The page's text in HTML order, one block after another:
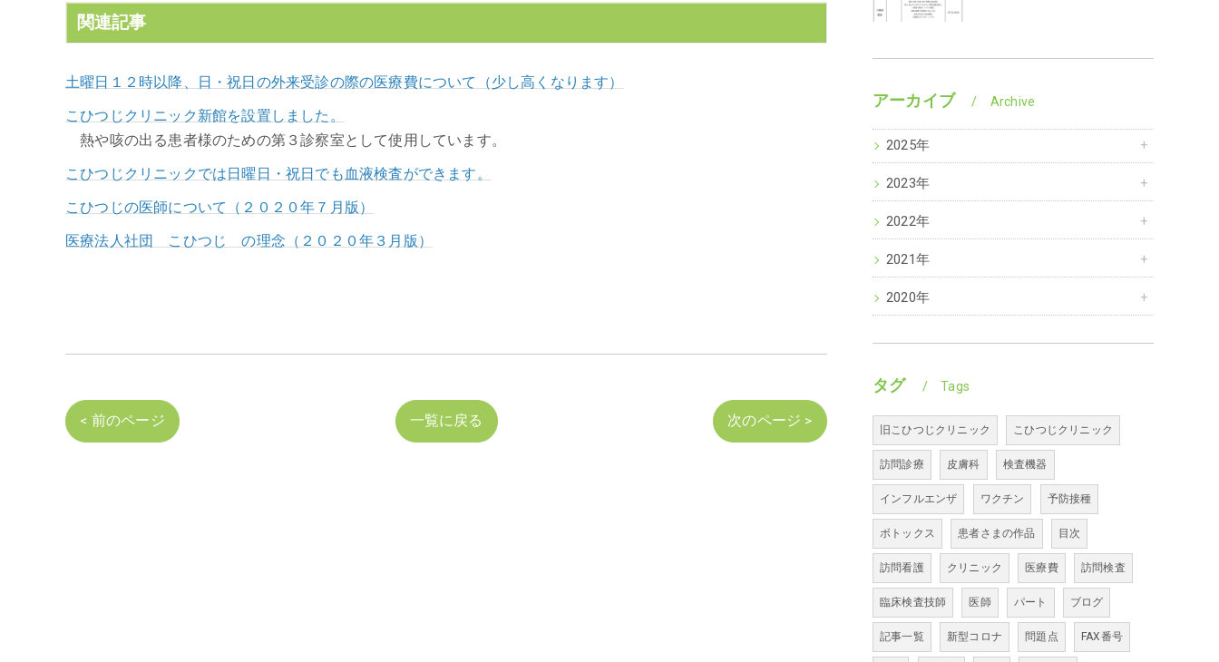
関連記事
土曜日１２時以降、日・祝日の外来受診の際の医療費について（少し高くなります）
こひつじクリニック新館を設置しました。
熱や咳の出る患者様のための第３診察室として使用しています。
こひつじクリニックでは日曜日・祝日でも血液検査ができます。
こひつじの医師について（２０２０年７月版）
医療法人社団 こひつじ の理念（２０２０年３月版）
< 前のページ 一覧に戻る 次のページ >
アーカイブ Archive
2025年
2023年
2022年
2021年
2020年
タグ Tags
旧こひつじクリニック こひつじクリニック
訪問診療 皮膚科 検査機器
インフルエンザ ワクチン 予防接種
ボトックス 患者さまの作品 目次
訪問看護 クリニック 医療費 訪問検査
臨床検査技師 医師 パート ブログ
記事一覧 新型コロナ 問題点 FAX番号